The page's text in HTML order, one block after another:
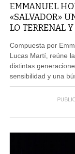
EMMANUEL
«SALVADOR»
LO TERRENAL
Compuesta por
Lucas Martí, reúne
distintas
sensibilidad y una